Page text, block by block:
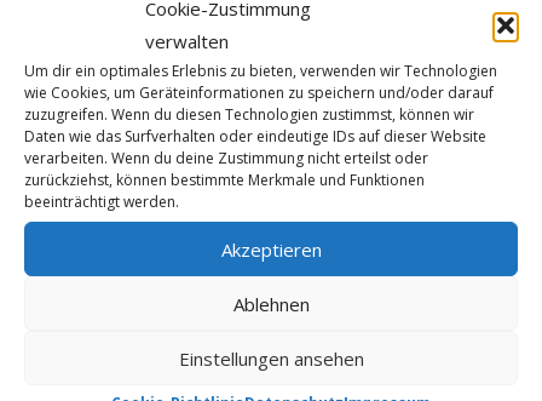
Cookie-Zustimmung
verwalten
Um dir ein optimales Erlebnis zu bieten, verwenden wir Technologien
wie Cookies, um Geräteinformationen zu speichern und/oder darauf
zuzugreifen. Wenn du diesen Technologien zustimmst, können wir
Daten wie das Surfverhalten oder eindeutige IDs auf dieser Website
verarbeiten. Wenn du deine Zustimmung nicht erteilst oder
zurückziehst, können bestimmte Merkmale und Funktionen
beeinträchtigt werden.
Akzeptieren
Ablehnen
Einstellungen ansehen
Schreibe einen Kommentar
Deine E-Mail-Adresse wird nicht veröffentlicht.
Erforderliche Felder sind mit*markiert
Kommentar *